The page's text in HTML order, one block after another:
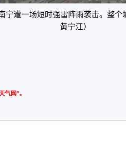
宁遭一场短时强雷阵雨袭击。整
黄宁江）
气网”。